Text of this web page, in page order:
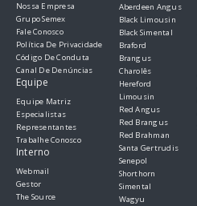
Nossa Empresa
Grupo Semex
Fale Conosco
Política De Privacidade
Código De Conduta
Canal De Denúncias
Equipe
Equipe Matriz
Especialistas
Representantes
Trabalhe Conosco
Interno
Webmail
Gestor
The Source
Aberdeen Angus
Black Limousin
Black Simental
Braford
Brangus
Charolês
Hereford
Limousin
Red Angus
Red Brangus
Red Brahman
Santa Gertrudis
Senepol
Shorthorn
Simental
Wagyu